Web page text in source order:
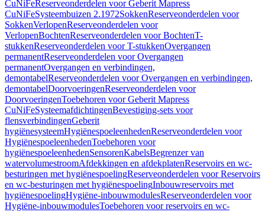
CuNiFeReserveonderdelen voor Geberit Mapress
CuNiFeSysteembuizen 2.1972SokkenReserveonderdelen voor
SokkenVerlopenReserveonderdelen voor
VerlopenBochtenReserveonderdelen voor BochtenT-
stukkenReserveonderdelen voor T-stukkenOvergangen
permanentReserveonderdelen voor Overgangen
permanentOvergangen en verbindingen,
demontabelReserveonderdelen voor Overgangen en verbindingen,
demontabelDoorvoeringenReserveonderdelen voor
DoorvoeringenToebehoren voor Geberit Mapress
CuNiFeSysteemafdichtingenBevestiging-sets voor
flensverbindingenGeberit
hygiënesysteemHygiënespoeleenhedenReserveonderdelen voor
HygiënespoeleenhedenToebehoren voor
hygiënespoeleenhedenSensorenKabelsBegrenzer van
watervolumestroomAfdekkingen en afdekplatenReservoirs en wc-
besturingen met hygiënespoelingReserveonderdelen voor Reservoirs
en wc-besturingen met hygiënespoelingInbouwreservoirs met
hygiënespoelingHygiëne-inbouwmodulesReserveonderdelen voor
Hygiëne-inbouwmodulesToebehoren voor reservoirs en wc-